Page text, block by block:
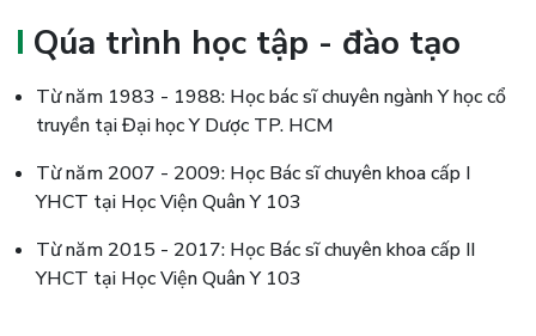
Qúa trình học tập - đào tạo
Từ năm 1983 - 1988: Học bác sĩ chuyên ngành Y học cổ
truyền tại Đại học Y Dược TP. HCM
Từ năm 2007 - 2009: Học Bác sĩ chuyên khoa cấp I
YHCT tại Học Viện Quân Y 103
Từ năm 2015 - 2017: Học Bác sĩ chuyên khoa cấp II
YHCT tại Học Viện Quân Y 103